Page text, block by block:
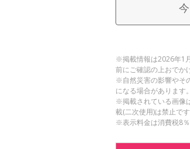
※掲載情報は2026年1
前にご確認の上おでか
※自然災害の影響やそ
になる場合があります。
※掲載されている画像
載(二次使用)は禁止です
※表示料金は消費税8